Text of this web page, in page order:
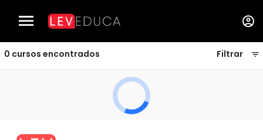
0 cursos encontrados Filtrar